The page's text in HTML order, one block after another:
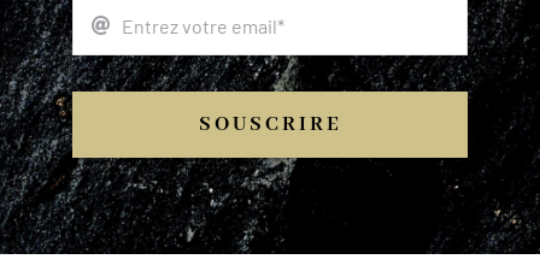
SOUSCRIRE